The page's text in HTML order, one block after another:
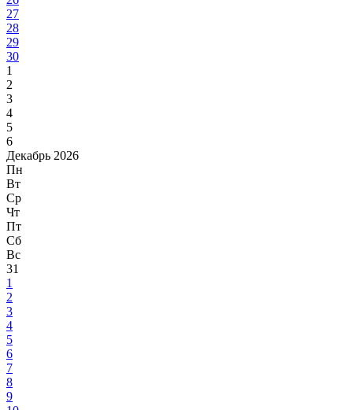
27
28
29
30
1
2
3
4
5
6
Декабрь 2026
Пн
Вт
Ср
Чт
Пт
Сб
Вс
31
1
2
3
4
5
6
7
8
9